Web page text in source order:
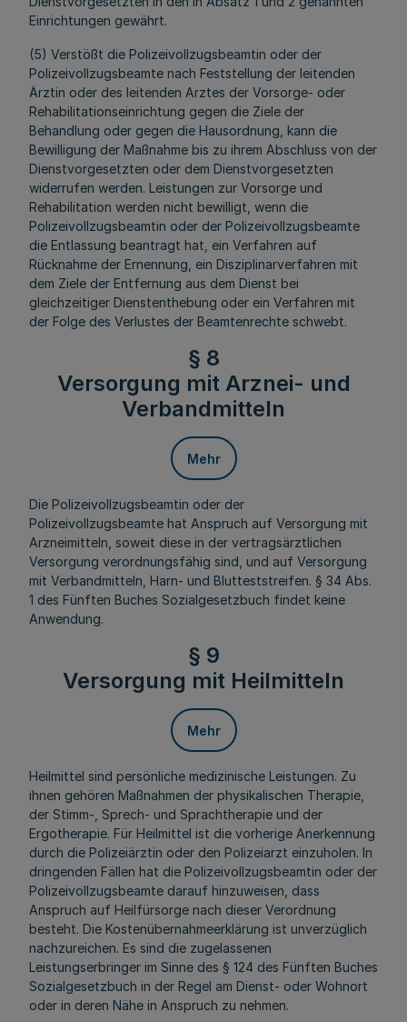
Einrichtungen gewährt.
(5) Verstößt die Polizeivollzugsbeamtin oder der
Polizeivollzugsbeamte nach Feststellung der leitenden
Ärztin oder des leitenden Arztes der Vorsorge- oder
Rehabilitationseinrichtung gegen die Ziele der
Behandlung oder gegen die Hausordnung, kann die
Bewilligung der Maßnahme bis zu ihrem Abschluss von der
Dienstvorgesetzten oder dem Dienstvorgesetzten
widerrufen werden. Leistungen zur Vorsorge und
Rehabilitation werden nicht bewilligt, wenn die
Polizeivollzugsbeamtin oder der Polizeivollzugsbeamte
die Entlassung beantragt hat, ein Verfahren auf
Rücknahme der Ernennung, ein Disziplinarverfahren mit
dem Ziele der Entfernung aus dem Dienst bei
gleichzeitiger Dienstenthebung oder ein Verfahren mit
der Folge des Verlustes der Beamtenrechte schwebt.
§ 8
Versorgung mit Arznei- und
Verbandmitteln
Mehr
Die Polizeivollzugsbeamtin oder der
Polizeivollzugsbeamte hat Anspruch auf Versorgung mit
Arzneimitteln, soweit diese in der vertragsärztlichen
Versorgung verordnungsfähig sind, und auf Versorgung
mit Verbandmitteln, Harn- und Blutteststreifen. § 34 Abs.
1 des Fünften Buches Sozialgesetzbuch findet keine
Anwendung.
§ 9
Versorgung mit Heilmitteln
Mehr
Heilmittel sind persönliche medizinische Leistungen. Zu
ihnen gehören Maßnahmen der physikalischen Therapie,
der Stimm-, Sprech- und Sprachtherapie und der
Ergotherapie. Für Heilmittel ist die vorherige Anerkennung
durch die Polizeiärztin oder den Polizeiarzt einzuholen. In
dringenden Fällen hat die Polizeivollzugsbeamtin oder der
Polizeivollzugsbeamte darauf hinzuweisen, dass
Anspruch auf Heilfürsorge nach dieser Verordnung
besteht. Die Kostenübernahmeerklärung ist unverzüglich
nachzureichen. Es sind die zugelassenen
Leistungserbringer im Sinne des § 124 des Fünften Buches
Sozialgesetzbuch in der Regel am Dienst- oder Wohnort
oder in deren Nähe in Anspruch zu nehmen.